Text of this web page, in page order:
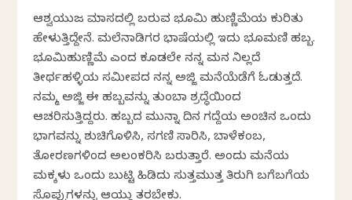
ಆಶ್ವಯುಜ ಮಾಸದಲ್ಲಿ ಬರುವ ಭೂಮಿ ಹುಣ್ಣಿಮೆಯ ಕುರಿತು
ಹೇಳುತ್ತಿದ್ದೇನೆ. ಮಲೆನಾಡಿಗರ ಭಾಷೆಯಲ್ಲಿ ಇದು ಭೂಮಣಿ ಹಬ್ಬ.
ಭೂಮಿಹುಣ್ಣಿಮೆ ಎಂದ ಕೂಡಲೇ ನನ್ನ ಮನ ನಿಲ್ಲದೆ
ತೀರ್ಥಹಳ್ಳಿಯ ಸಮೀಪದ ನನ್ನ ಅಜ್ಜಿ ಮನೆಯೆಡೆಗೆ ಓಡುತ್ತದೆ.
ನಮ್ಮ ಅಜ್ಜಿ ಈ ಹಬ್ಬವನ್ನು ತುಂಬಾ ‌ಶ್ರದ್ಧೆಯಿಂದ
ಆಚರಿಸುತ್ತಿದ್ದರು. ಹಬ್ಬದ ಮುನ್ನಾ ದಿನ ಗದ್ದೆಯ ಅಂಚಿನ ಒಂದು
ಭಾಗವನ್ನು ಶುಚಿಗೊಳಿಸಿ, ಸಗಣಿ ಸಾರಿಸಿ, ಬಾಳೆಕಂಬ,
ತೋರಣಗಳಿಂದ ಅಲಂಕರಿಸಿ ಬರುತ್ತಾರೆ. ಅಂದು ಮನೆಯ
ಮಕ್ಕಳು ಒಂದು ಬುಟ್ಟಿ ಹಿಡಿದು ಸುತ್ತಮುತ್ತ ತಿರುಗಿ ಬಗೆಬಗೆಯ